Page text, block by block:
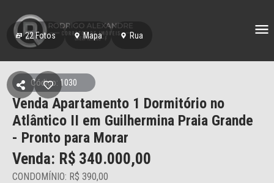
22Fotos Mapa Rua
Código: 1030
Venda Apartamento 1 Dormitório no
Atlântico II em Guilhermina Praia Grande
- Pronto para Morar
Venda: R$ 340.000,00
CONDOMÍNIO: R$ 390,00